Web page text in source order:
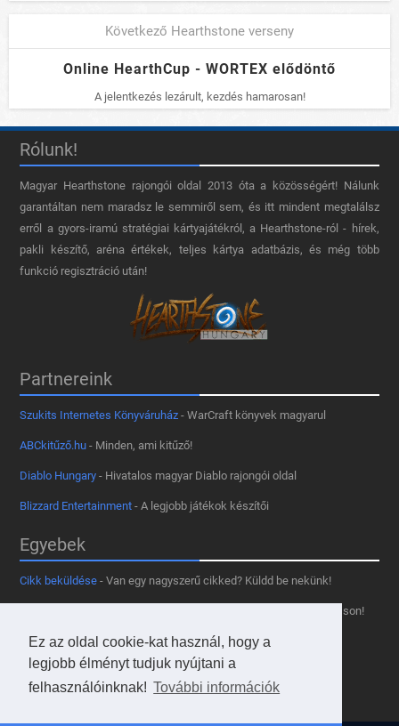
Ez az oldal cookie-kat használ, hogy a
legjobb élményt tudjuk nyújtani a
felhasználóinknak! További információk
Következő Hearthstone verseny
Online HearthCup - WORTEX elődöntő
A jelentkezés lezárult, kezdés hamarosan!
Rólunk!
Magyar Hearthstone​ rajongói oldal 2013 óta a közösségért! Nálunk
garantáltan nem maradsz le semmiről sem, és itt mindent megtalálsz
erről a gyors-iramú stratégiai kártyajátékról, a Hearthstone-ról - hírek,
pakli készítő, aréna értékek, teljes kártya adatbázis, és még több
funkció regisztráció után!
Partnereink
Szukits Internetes Könyváruház - WarCraft könyvek magyarul
ABCkitűző.hu - Minden, ami kitűző!
Diablo Hungary - Hivatalos magyar Diablo rajongói oldal
Blizzard Entertainment - A legjobb játékok készítői
Egyebek
Cikk beküldése - Van egy nagyszerű cikked? Küldd be nekünk!
- Tetszik az oldal? Segíts, hogy fennmaradhasson!
Kapcsolat, médiaajánlat- Lépj velünk kapcsolatba!
Használd a tooltipünket- A saját oldaladon is!